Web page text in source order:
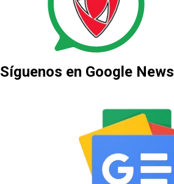
Síguenos en Google News